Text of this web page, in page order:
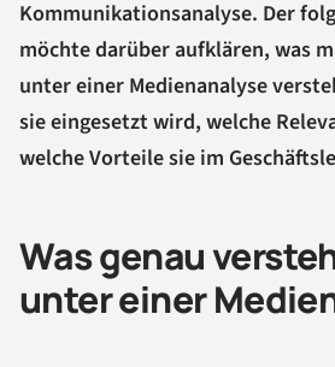
Kommunikationsanalyse. Der
möchte darüber aufklären, was
unter einer Medienanalyse
sie eingesetzt wird, welche
welche Vorteile sie im
Was genau
unter einer